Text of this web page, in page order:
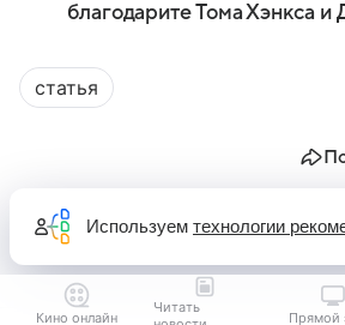
благодарите Тома Хэнкса и
статья
Кино онлайн
Читать
Прямой
Используем технологии